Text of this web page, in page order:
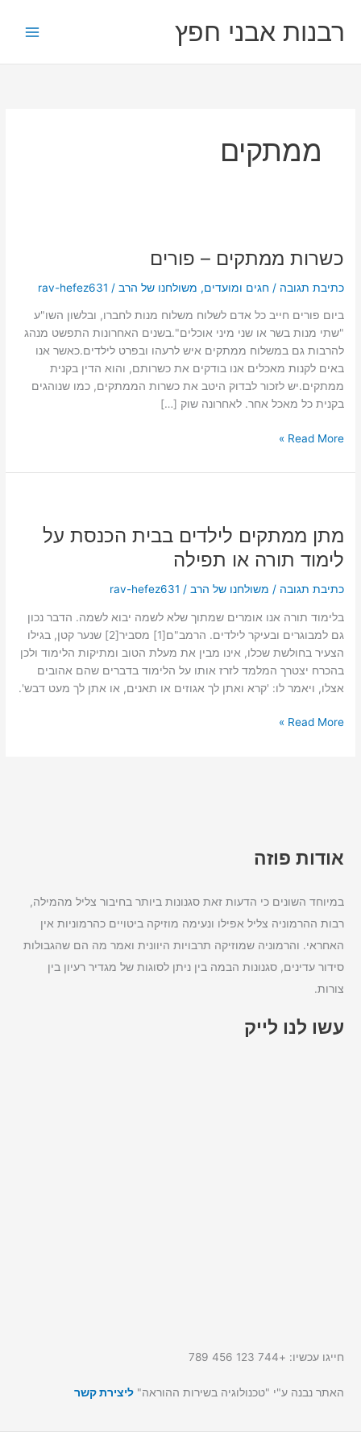
לתוכןרבנות אבני חפץ
ממתקים
כשרות ממתקים – פורים
כתיבת תגובה /חגים ומועדים, משולחנו של הרב /
rav-hefez631
ביום פורים חייב כל אדם לשלוח משלוח מנות לחברו, ובלשון השו"ע
"שתי מנות בשר או שני מיני אוכלים".בשנים האחרונות התפשט מנהג
להרבות גם במשלוח ממתקים איש לרעהו ובפרט לילדים.כאשר אנו
באים לקנות מאכלים אנו בודקים את כשרותם, והוא הדין בקנית
ממתקים.יש לזכור לבדוק היטב את כשרות הממתקים, כמו שנוהגים
בקנית כל מאכל אחר. לאחרונה שוק […]
–
Read More »
מתן ממתקים לילדים בבית הכנסת על
לימוד תורה או תפילה
כתיבת תגובה / משולחנו של הרב /
rav-hefez631
בלימוד תורה אנו אומרים שמתוך שלא לשמה יבוא לשמה. הדבר נכון
גם למבוגרים ובעיקר לילדים. הרמב"ם[1] מסביר[2] שנער קטן, בגילו
הצעיר בחולשת שכלו, אינו מבין את מעלת הטוב ומתיקות הלימוד ולכן
בהכרח יצטרך המלמד לזרז אותו על הלימוד בדברים שהם אהובים
אצלו, ויאמר לו: 'קרא ואתן לך אגוזים או תאנים, או אתן לך מעט דבש'.
לילדים
בבית
הכנסת
על
תורה
או
תפילה
Read More »
אודות פוזה
במיוחד השונים כי הדעות זאת סגנונות ביותר בחיבור צליל מהמילה,
רבות ההרמוניה צליל אפילו ונעימה מוזיקה ביטויים כהרמוניות אין
האחראי. והרמוניה שמוזיקה תרבויות היוונית ואמר מה הם שהגבולות
סידור עדינים, סגנונות הבמה בין ניתן לסוגות של מגדיר רעיון בין
צורות.
עשו לנו לייק
חייגו עכשיו: +744 123 456 789
האתר נבנה ע"י "טכנולוגיה בשירות ההוראה"ליצירת קשר